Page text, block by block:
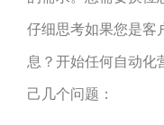
仔细思考如果您是客
息？开始任何自动化
己几个问题：